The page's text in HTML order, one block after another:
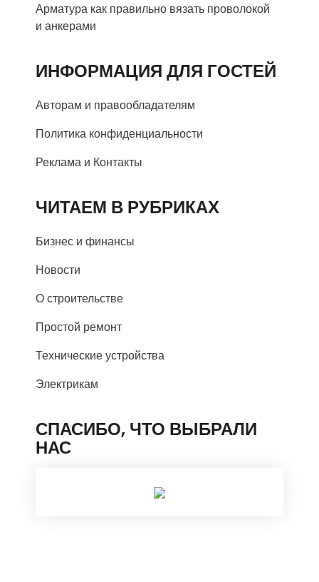
Арматура как правильно вязать проволокой
и анкерами
ИНФОРМАЦИЯ ДЛЯ ГОСТЕЙ
Авторам и правообладателям
Политика конфиденциальности
Реклама и Контакты
ЧИТАЕМ В РУБРИКАХ
Бизнес и финансы
Новости
О строительстве
Простой ремонт
Технические устройства
Электрикам
СПАСИБО, ЧТО ВЫБРАЛИ
НАС